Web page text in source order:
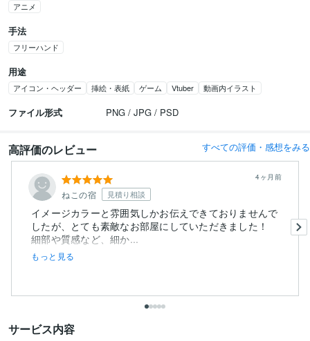
アニメ
手法
フリーハンド
用途
アイコン・ヘッダー 挿絵・表紙 ゲーム Vtuber 動画内イラスト
ファイル形式 PNG / JPG / PSD
高評価のレビュー すべての評価・感想をみる
ねこの宿 見積り相談
4ヶ月前
イメージカラーと雰囲気しかお伝えできておりませんで
したが、とても素敵なお部屋にしていただきました！
細部や質感など、細か...
もっと見る
サービス内容